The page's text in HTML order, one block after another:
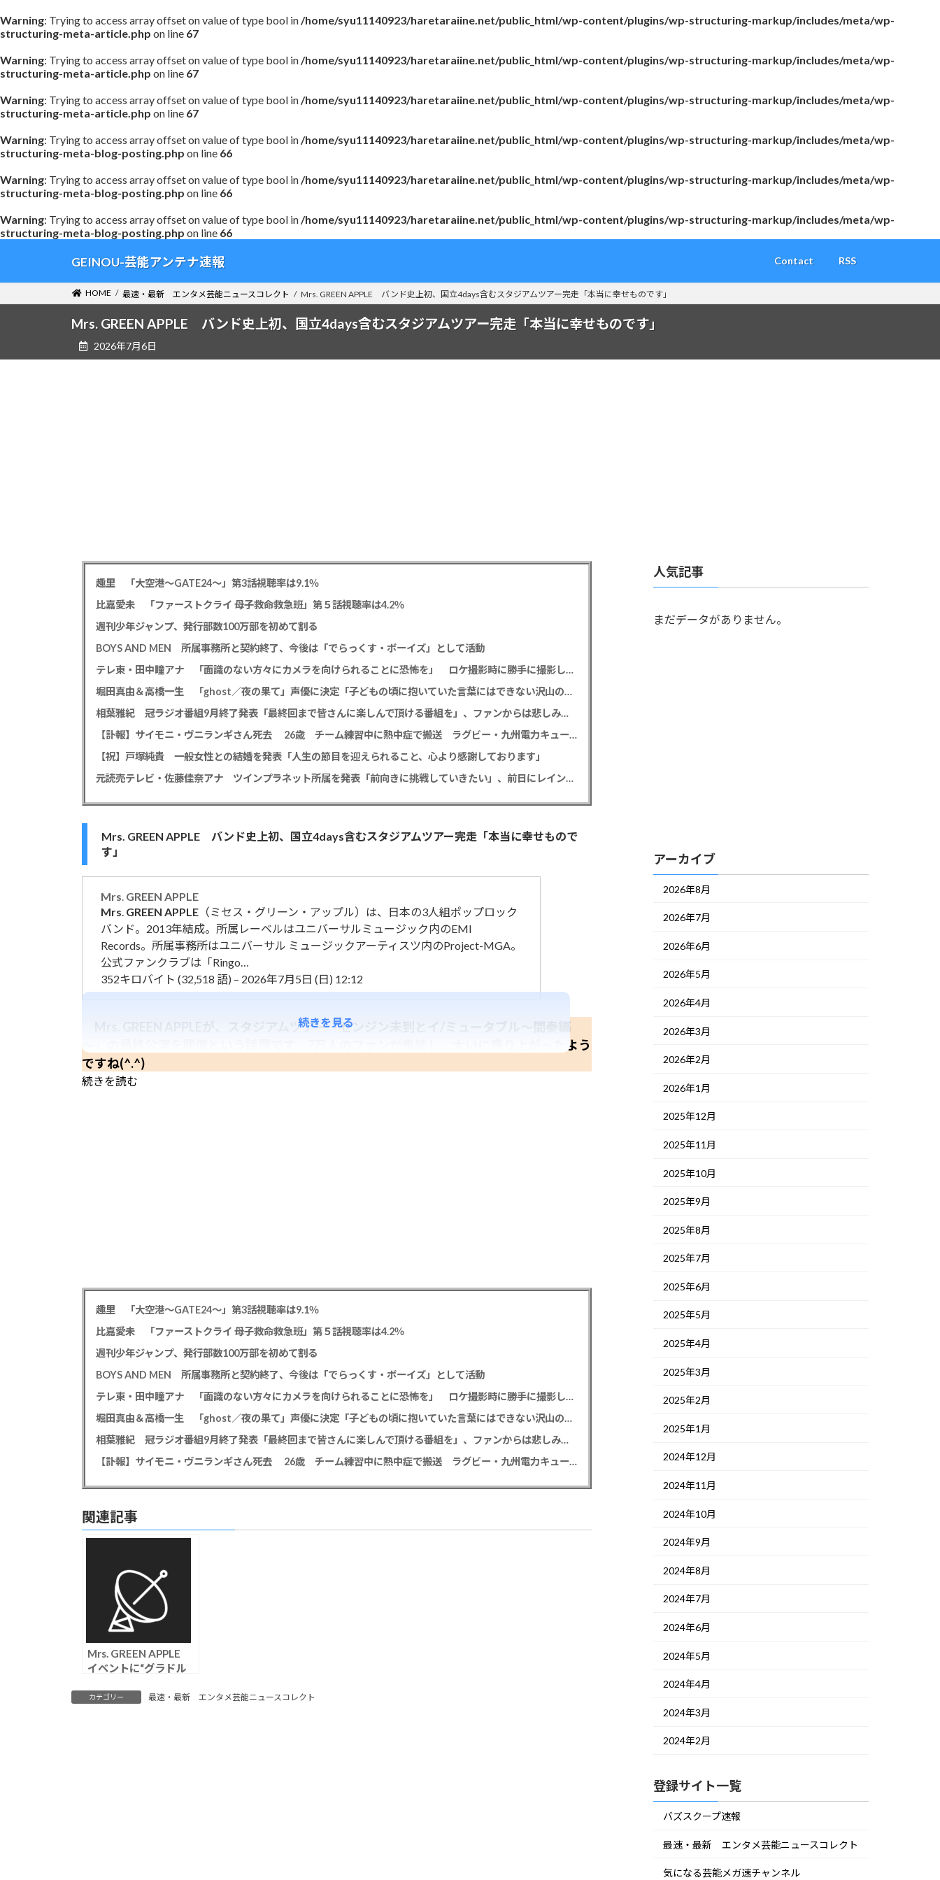
Warning: Trying to access array offset on value of type bool in/home/syu11140923/haretaraiine.net/public_html/wp-content/plugins/wp-structuring-markup/includes/meta/wp-
structuring-meta-article.php on line 67
Warning: Trying to access array offset on value of type bool in/home/syu11140923/haretaraiine.net/public_html/wp-content/plugins/wp-structuring-markup/includes/meta/wp-
structuring-meta-article.php on line 67
Warning: Trying to access array offset on value of type bool in/home/syu11140923/haretaraiine.net/public_html/wp-content/plugins/wp-structuring-markup/includes/meta/wp-
structuring-meta-article.php on line 67
Warning: Trying to access array offset on value of type bool in/home/syu11140923/haretaraiine.net/public_html/wp-content/plugins/wp-structuring-markup/includes/meta/wp-
structuring-meta-blog-posting.php on line 66
Warning: Trying to access array offset on value of type bool in/home/syu11140923/haretaraiine.net/public_html/wp-content/plugins/wp-structuring-markup/includes/meta/wp-
structuring-meta-blog-posting.php on line 66
Warning: Trying to access array offset on value of type bool in/home/syu11140923/haretaraiine.net/public_html/wp-content/plugins/wp-structuring-markup/includes/meta/wp-
structuring-meta-blog-posting.php on line 66
テ
ゲ
GEINOU-芸能アンテナ速報 Contact RSS
HOME 最速・最新 エンタメ芸能ニュースコレクト Mrs. GREEN APPLE バンド史上初、国立4days含むスタジアムツアー完走「本当に幸せものです」
Mrs. GREEN APPLE バンド史上初、国立4days含むスタジアムツアー完走「本当に幸せものです」
2026年7月6日
趣里 「大空港～GATE24～」第3話視聴率は9.1％
比嘉愛未 「ファーストクライ 母子救命救急班」第５話視聴率は4.2％
週刊少年ジャンプ、発行部数100万部を初めて割る
BOYS AND MEN 所属事務所と契約終了、今後は「でらっくす・ボーイズ」として活動
テレ東・田中瞳アナ 「面識のない方々にカメラを向けられることに恐怖を」 ロケ撮影時に勝手に撮影してくる人に注意喚起
堀田真由＆高橋一生 「ghost／夜の果て」声優に決定「子どもの頃に抱いていた言葉にはできない沢山の感情を思い出しました」
相葉雅紀 冠ラジオ番組9月終了発表「最終回まで皆さんに楽しんで頂ける番組を」、ファンからは悲しみの声
【訃報】サイモニ・ヴニランギさん死去 26歳 チーム練習中に熱中症で搬送 ラグビー・九州電力キューデンヴォルテクス選手
【祝】戸塚純貴 一般女性との結婚を発表「人生の節目を迎えられること、心より感謝しております」
元読売テレビ・佐藤佳奈アナ ツインプラネット所属を発表「前向きに挑戦していきたい」、前日にレインボー池田直人と結婚発表
Mrs. GREEN APPLE バンド史上初、国立4days含むスタジアムツアー完走「本当に幸せもので
す」
Mrs GREEN APPLE
Mrs GREEN APPLE （ミセス・グリーン・アップル）は、日本の3人組ポップロック
バンド。2013年結成。所属レーベルはユニバーサルミュージック内のEMI
Records。所属事務所はユニバーサル ミュージックアーティスツ内のProject-MGA。
公式ファンクラブは「Ringo…
352キロバイト (32,518 語) – 2026年7月5日 (日) 12:12
Mrs. GREEN APPLEが、スタジアムツアー「ゼンジン未到とイ/ミュータブル～間奏編
～」の最終公演を開催という話題です。7万人のファンが集結し、大いに盛り上がったよう
ですね(^.^)
続きを読む
続きを見る
趣里 「大空港～GATE24～」第3話視聴率は9.1％
比嘉愛未 「ファーストクライ 母子救命救急班」第５話視聴率は4.2％
週刊少年ジャンプ、発行部数100万部を初めて割る
BOYS AND MEN 所属事務所と契約終了、今後は「でらっくす・ボーイズ」として活動
テレ東・田中瞳アナ 「面識のない方々にカメラを向けられることに恐怖を」 ロケ撮影時に勝手に撮影してくる人に注意喚起
堀田真由＆高橋一生 「ghost／夜の果て」声優に決定「子どもの頃に抱いていた言葉にはできない沢山の感情を思い出しました」
相葉雅紀 冠ラジオ番組9月終了発表「最終回まで皆さんに楽しんで頂ける番組を」、ファンからは悲しみの声
【訃報】サイモニ・ヴニランギさん死去 26歳 チーム練習中に熱中症で搬送 ラグビー・九州電力キューデンヴォルテクス選手
関連記事
Mrs. GREEN APPLE
イベントに“グラドル
がり目的だろ」「下心
カテゴリー 最速・最新 エンタメ芸能ニュースコレクト
人気記事
まだデータがありません。
アーカイブ
2026年8月
2026年7月
2026年6月
2026年5月
2026年4月
2026年3月
2026年2月
2026年1月
2025年12月
2025年11月
2025年10月
2025年9月
2025年8月
2025年7月
2025年6月
2025年5月
2025年4月
2025年3月
2025年2月
2025年1月
2024年12月
2024年11月
2024年10月
2024年9月
2024年8月
2024年7月
2024年6月
2024年5月
2024年4月
2024年3月
2024年2月
登録サイト一覧
バズスクープ速報
最速・最新 エンタメ芸能ニュースコレクト
気になる芸能メガ速チャンネル